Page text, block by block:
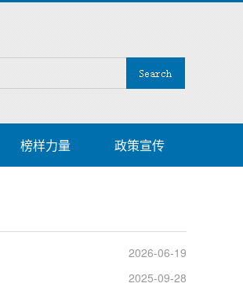
榜样力量 政策宣传
2026-06-19
2025-09-28